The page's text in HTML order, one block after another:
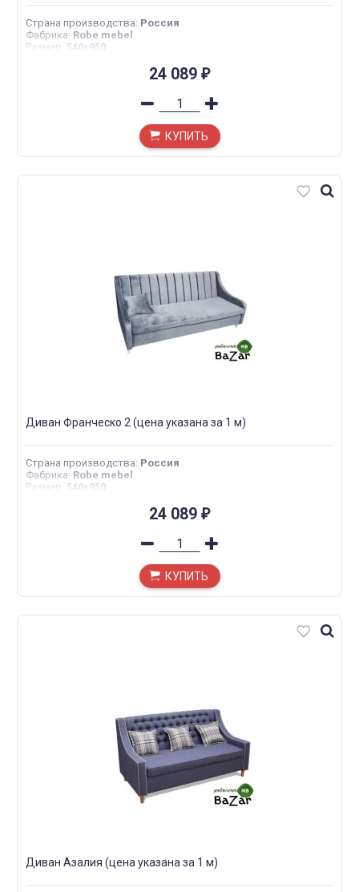
Страна производства: Россия
Фабрика: Robe mebel
Размер : 540х950
24 089 ₽
КУПИТЬ
Диван Франческо 2 (цена указана за 1 м)
Страна производства: Россия
Фабрика: Robe mebel
Размер : 540х950
24 089 ₽
КУПИТЬ
Диван Азалия (цена указана за 1 м)